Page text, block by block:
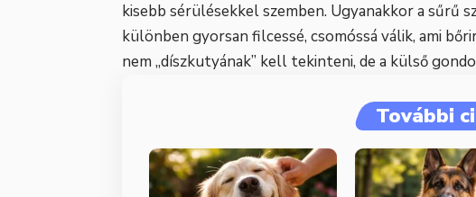
kisebb sérülésekkel szemben. Ugyanakkor a sűrű
különben gyorsan filcessé, csomóssá válik, ami
nem „díszkutyának” kell tekinteni, de a külső
További